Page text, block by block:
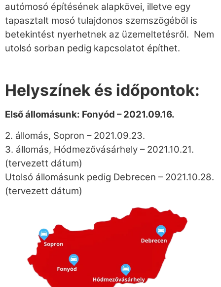
autómosó építésének alapkövei, illetve egy
tapasztalt mosó tulajdonos szemszögéből is
betekintést nyerhetnek az üzemeltetésről. Nem
utolsó sorban pedig kapcsolatot építhet.
Helyszínek és időpontok:
Első állomásunk: Fonyód – 2021.09.16.
2. állomás, Sopron – 2021.09.23.
3. állomás, Hódmezővásárhely – 2021.10.21.
(tervezett dátum)
Utolsó állomásunk pedig Debrecen – 2021.10.28.
(tervezett dátum)